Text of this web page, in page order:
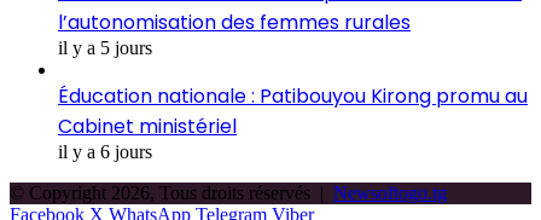
l’autonomisation des femmes rurales
il y a 5 jours
Éducation nationale : Patibouyou Kirong promu au
Cabinet ministériel
il y a 6 jours
© Copyright 2026, Tous droits réservés | Newsoftogo.tg
Facebook X WhatsApp Telegram Viber